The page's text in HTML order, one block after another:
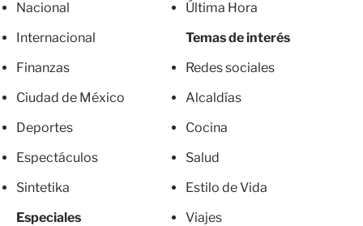
Nacional
Internacional
Finanzas
Ciudad de México
Deportes
Espectáculos
Sintetika
Especiales
Última Hora
Temas de interés
Redes sociales
Alcaldías
Cocina
Salud
Estilo de Vida
Viajes